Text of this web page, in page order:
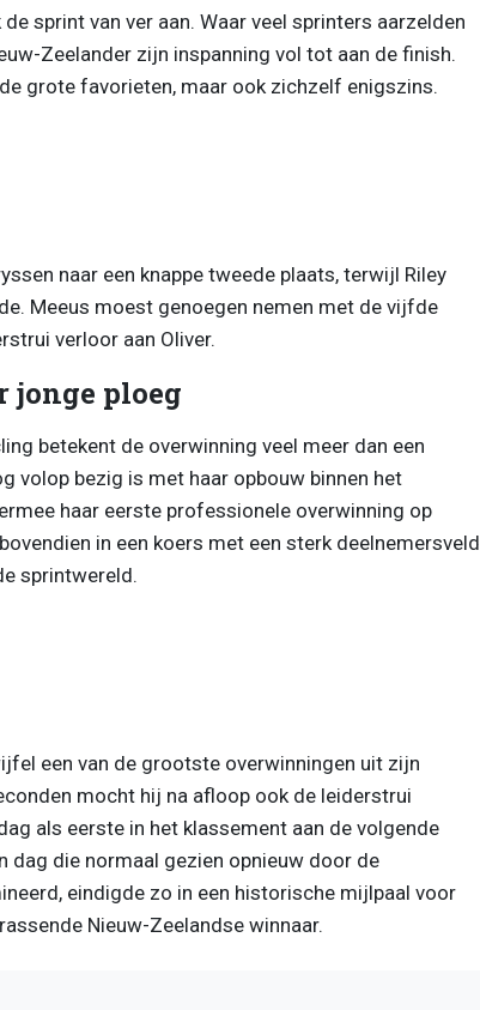
sprint van ver aan. Waar veel sprinters aarzelden
Zeelander zijn inspanning vol tot aan de finish.
grote favorieten, maar ook zichzelf enigszins.
naar een knappe tweede plaats, terwijl Riley
Meeus moest genoegen nemen met de vijfde
verloor aan Oliver.
jonge ploeg
betekent de overwinning veel meer dan een
volop bezig is met haar opbouw binnen het
haar eerste professionele overwinning op
in een koers met een sterk deelnemersveld
sprintwereld.
een van de grootste overwinningen uit zijn
mocht hij na afloop ook de leiderstrui
als eerste in het klassement aan de volgende
dag die normaal gezien opnieuw door de
eindigde zo in een historische mijlpaal voor
Nieuw-Zeelandse winnaar.